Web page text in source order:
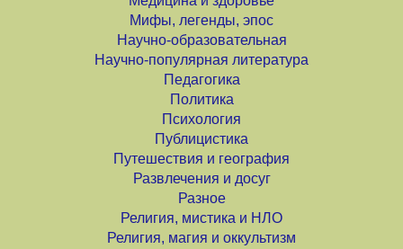
Мифы, легенды, эпос
Научно-образовательная
Научно-популярная литература
Педагогика
Политика
Психология
Публицистика
Путешествия и география
Развлечения и досуг
Разное
Религия, мистика и НЛО
Религия, магия и оккультизм